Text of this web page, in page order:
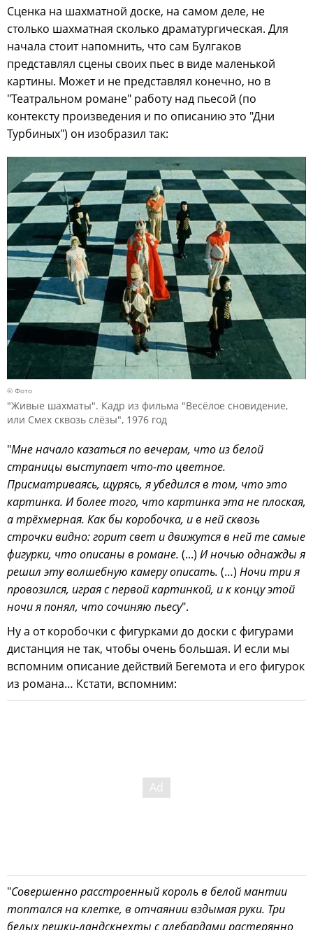
Сценка на шахматной доске, на самом деле, не
столько шахматная сколько драматургическая. Для
начала стоит напомнить, что сам Булгаков
представлял сцены своих пьес в виде маленькой
картины. Может и не представлял конечно, но в
"Театральном романе" работу над пьесой (по
контексту произведения и по описанию это "Дни
Турбиных") он изобразил так:
© Фото
"Живые шахматы". Кадр из фильма "Весёлое сновидение,
или Смех сквозь слёзы", 1976 год
"Мне начало казаться по вечерам, что из белой
страницы выступает что-то цветное.
Присматриваясь, щурясь, я убедился в том, что это
картинка. И более того, что картинка эта не плоская,
а трёхмерная. Как бы коробочка, и в ней сквозь
строчки видно: горит свет и движутся в ней те самые
фигурки, что описаны в романе. (...) И ночью однажды я
решил эту волшебную камеру описать. (…) Ночи три я
провозился, играя с первой картинкой, и к концу этой
ночи я понял, что сочиняю пьесу".
Ну а от коробочки с фигурками до доски с фигурами
дистанция не так, чтобы очень большая. И если мы
вспомним описание действий Бегемота и его фигурок
из романа… Кстати, вспомним:
"Совершенно расстроенный король в белой мантии
топтался на клетке, в отчаянии вздымая руки. Три
белых пешки-ландскнехты с алебардами растерянно